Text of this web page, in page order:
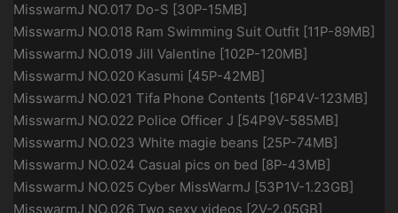
MisswarmJ NO.017 Do-S [30P-15MB]
MisswarmJ NO.018 Ram Swimming Suit Outfit [11P-89MB]
MisswarmJ NO.019 Jill Valentine [102P-120MB]
MisswarmJ NO.020 Kasumi [45P-42MB]
MisswarmJ NO.021 Tifa Phone Contents [16P4V-123MB]
MisswarmJ NO.022 Police Officer J [54P9V-585MB]
MisswarmJ NO.023 White magie beans [25P-74MB]
MisswarmJ NO.024 Casual pics on bed [8P-43MB]
MisswarmJ NO.025 Cyber MissWarmJ [53P1V-1.23GB]
MisswarmJ NO.026 Two sexy videos [2V-2.05GB]